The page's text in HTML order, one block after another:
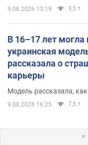
9.08.2026 13:19 3,5 т.
В 16–17 лет
украинская
рассказала о
карьеры
Модель рассказала,
9.08.2026 16:25 7,5 т.